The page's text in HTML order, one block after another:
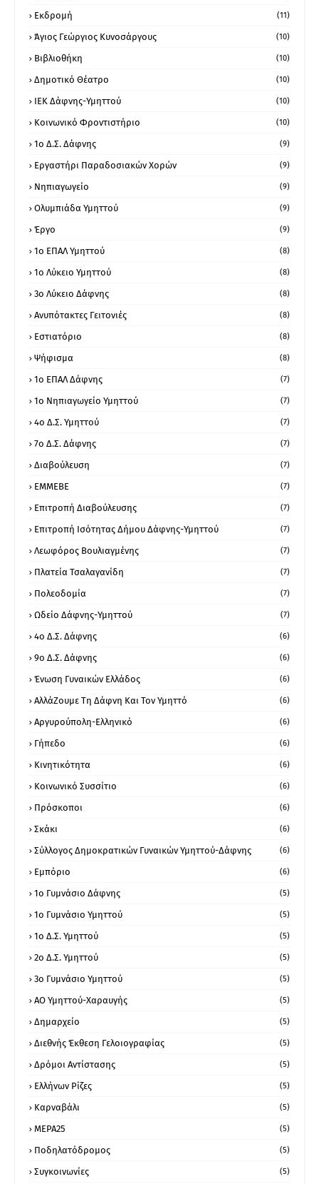
Εκδρομή (11)
Άγιος Γεώργιος Κυνοσάργους (10)
Βιβλιοθήκη (10)
Δημοτικό Θέατρο (10)
ΙΕΚ Δάφνης-Υμηττού (10)
Κοινωνικό Φροντιστήριο (10)
1ο Δ.Σ. Δάφνης (9)
Εργαστήρι Παραδοσιακών Χορών (9)
Νηπιαγωγείο (9)
Ολυμπιάδα Υμηττού (9)
Έργο (9)
1o ΕΠΑΛ Υμηττού (8)
1ο Λύκειο Υμηττού (8)
3ο Λύκειο Δάφνης (8)
Ανυπότακτες Γειτονιές (8)
Εστιατόριο (8)
Ψήφισμα (8)
1ο ΕΠΑΛ Δάφνης (7)
1ο Νηπιαγωγείο Υμηττού (7)
4ο Δ.Σ. Υμηττού (7)
7ο Δ.Σ. Δάφνης (7)
Διαβούλευση (7)
ΕΜΜΕΒΕ (7)
Επιτροπή Διαβούλευσης (7)
Επιτροπή Ισότητας Δήμου Δάφνης-Υμηττού (7)
Λεωφόρος Βουλιαγμένης (7)
Πλατεία Τσαλαγανίδη (7)
Πολεοδομία (7)
Ωδείο Δάφνης-Υμηττού (7)
4ο Δ.Σ. Δάφνης (6)
9ο Δ.Σ. Δάφνης (6)
Ένωση Γυναικών Ελλάδος (6)
ΑλλάΖουμε Τη Δάφνη Και Τον Υμηττό (6)
Αργυρούπολη-Ελληνικό (6)
Γήπεδο (6)
Κινητικότητα (6)
Κοινωνικό Συσσίτιο (6)
Πρόσκοποι (6)
Σκάκι (6)
Σύλλογος Δημοκρατικών Γυναικών Υμηττού-Δάφνης (6)
Εμπόριο (6)
1ο Γυμνάσιο Δάφνης (5)
1ο Γυμνάσιο Υμηττού (5)
1ο Δ.Σ. Υμηττού (5)
2ο Δ.Σ. Υμηττού (5)
3ο Γυμνάσιο Υμηττού (5)
ΑΟ Υμηττού-Χαραυγής (5)
Δημαρχείο (5)
Διεθνής Έκθεση Γελοιογραφίας (5)
Δρόμοι Αντίστασης (5)
Ελλήνων Ρίζες (5)
Καρναβάλι (5)
ΜΕΡΑ25 (5)
Ποδηλατόδρομος (5)
Συγκοινωνίες (5)